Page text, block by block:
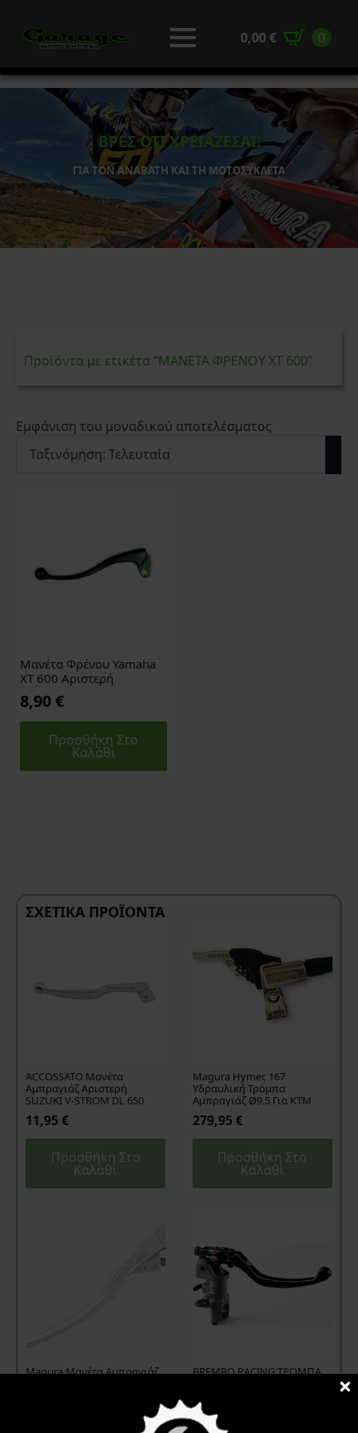
0,00 € 0
ΒΡΕΣ ΟΤΙ ΧΡΕΙΑΖΕΣΑΙ!
ΓΙΑ ΤΟΝ ΑΝΑΒΑΤΗ ΚΑΙ ΤΗ ΜΟΤΟΣΥΚΛΕΤΑ
Προϊόντα με ετικέτα “ΜΑΝΕΤΑ ΦΡΕΝΟΥ ΧΤ 600”
Εμφάνιση του μοναδικού αποτελέσματος
Μανέτα Φρένου Yamaha
XT 600 Αριστερή
8,90 €
Προσθήκη Στο
Καλάθι
ΣΧΕΤΙΚΆ ΠΡΟΪΌΝΤΑ
ACCOSSATO Μανέτα
Αμπραγιάζ Αριστερή
SUZUKI V-STROM DL 650
11,95 €
Προσθήκη Στο
Καλάθι
Magura Hymec 167
Υδραυλική Τρόμπα
Αμπραγιάζ Ø9.5 Για KTM
279,95 €
Προσθήκη Στο
Καλάθι
Magura Μανέτα Αμπραγιάζ
BREMBO RACING ΤΡΟΜΠΑ
309,95